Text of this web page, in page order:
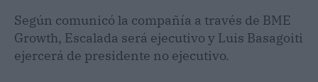
Según comunicó la compañía a través de BME
Growth, Escalada será ejecutivo y Luis Basagoiti
ejercerá de presidente no ejecutivo.